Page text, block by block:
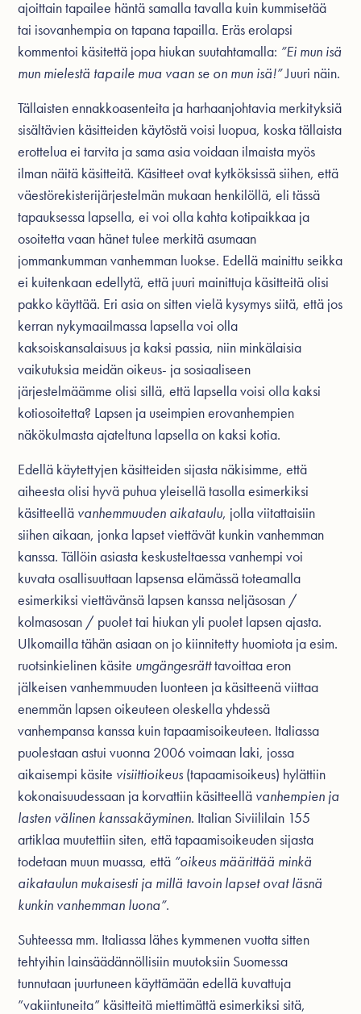
ajoittain tapailee häntä samalla tavalla kuin kummisetää
tai isovanhempia on tapana tapailla. Eräs erolapsi
kommentoi käsitettä jopa hiukan suutahtamalla: ”Ei mun isä
mun mielestä tapaile mua vaan se on mun isä!”Juuri näin.
Tällaisten ennakkoasenteita ja harhaanjohtavia merkityksiä
sisältävien käsitteiden käytöstä voisi luopua, koska tällaista
erottelua ei tarvita ja sama asia voidaan ilmaista myös
ilman näitä käsitteitä. Käsitteet ovat kytköksissä siihen, että
väestörekisterijärjestelmän mukaan henkilöllä, eli tässä
tapauksessa lapsella, ei voi olla kahta kotipaikkaa ja
osoitetta vaan hänet tulee merkitä asumaan
jommankumman vanhemman luokse. Edellä mainittu seikka
ei kuitenkaan edellytä, että juuri mainittuja käsitteitä olisi
pakko käyttää. Eri asia on sitten vielä kysymys siitä, että jos
kerran nykymaailmassa lapsella voi olla
kaksoiskansalaisuus ja kaksi passia, niin minkälaisia
vaikutuksia meidän oikeus- ja sosiaaliseen
järjestelmäämme olisi sillä, että lapsella voisi olla kaksi
kotiosoitetta? Lapsen ja useimpien erovanhempien
näkökulmasta ajateltuna lapsella on kaksi kotia.
Edellä käytettyjen käsitteiden sijasta näkisimme, että
aiheesta olisi hyvä puhua yleisellä tasolla esimerkiksi
käsitteellä vanhemmuuden aikataulu, jolla viitattaisiin
siihen aikaan, jonka lapset viettävät kunkin vanhemman
kanssa. Tällöin asiasta keskusteltaessa vanhempi voi
kuvata osallisuuttaan lapsensa elämässä toteamalla
esimerkiksi viettävänsä lapsen kanssa neljäsosan /
kolmasosan / puolet tai hiukan yli puolet lapsen ajasta.
Ulkomailla tähän asiaan on jo kiinnitetty huomiota ja esim.
ruotsinkielinen käsite umgängesrätttavoittaa eron
jälkeisen vanhemmuuden luonteen ja käsitteenä viittaa
enemmän lapsen oikeuteen oleskella yhdessä
vanhempansa kanssa kuin tapaamisoikeuteen. Italiassa
puolestaan astui vuonna 2006 voimaan laki, jossa
aikaisempi käsite visiittioikeus (tapaamisoikeus) hylättiin
kokonaisuudessaan ja korvattiin käsitteellä vanhempien ja
lasten välinen kanssakäyminen. Italian Siviililain 155
artiklaa muutettiin siten, että tapaamisoikeuden sijasta
todetaan muun muassa, että ”oikeus määrittää minkä
aikataulun mukaisesti ja millä tavoin lapset ovat läsnä
kunkin vanhemman luona”.
Suhteessa mm. Italiassa lähes kymmenen vuotta sitten
tehtyihin lainsäädännöllisiin muutoksiin Suomessa
tunnutaan juurtuneen käyttämään edellä kuvattuja
”vakiintuneita” käsitteitä miettimättä esimerkiksi sitä,